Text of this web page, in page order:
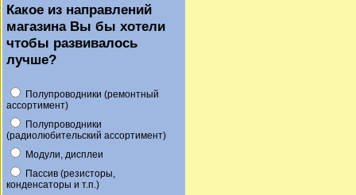
Какое из направлений
магазина Вы бы хотели
чтобы развивалось
лучше?
Полупроводники (ремонтный
ассортимент)
Полупроводники
(радиолюбительский ассортимент)
Модули, дисплеи
Пассив (резисторы,
конденсаторы и т.п.)